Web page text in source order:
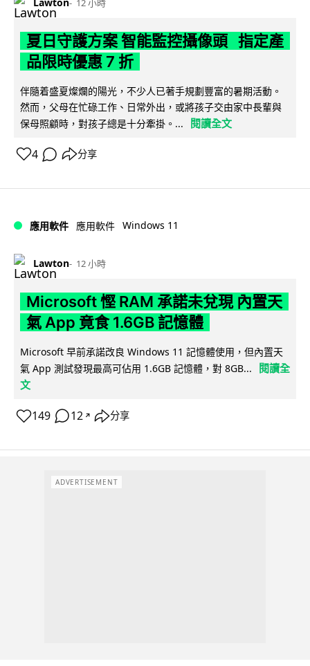
12 小時
夏日守護方案 智能監控攝像頭 指定產
品限時優惠 7 折
伴隨着盛夏燦爛的陽光，不少人已著手規劃豐富的暑期活動。
然而，父母在忙碌工作、日常外出，或將孩子交由家中長輩與
保母照顧時，對孩子總是十分牽掛。...
閱讀全文
4 分享
應用軟件 應用軟件 Windows 11
Lawton 12 小時
Microsoft 慳 RAM 承諾未兌現 內置天
氣 App 竟食 1.6GB 記憶體
Microsoft 早前承諾改良 Windows 11 記憶體使用，但內置天
氣 App 測試發現最高可佔用 1.6GB 記憶體，對 8GB...
閱讀全
文
149 12 ↗ 分享
ADVERTISEMENT